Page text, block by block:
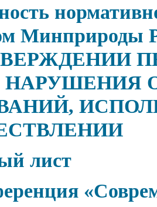
Минприроды
НАРУШЕНИЯ
лист